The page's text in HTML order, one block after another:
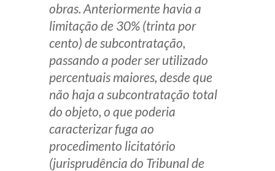
obras. Anteriormente havia a
limitação de 30% (trinta por
cento) de subcontratação,
passando a poder ser utilizado
percentuais maiores, desde que
não haja a subcontratação total
do objeto, o que poderia
caracterizar fuga ao
procedimento licitatório
(jurisprudência do Tribunal de